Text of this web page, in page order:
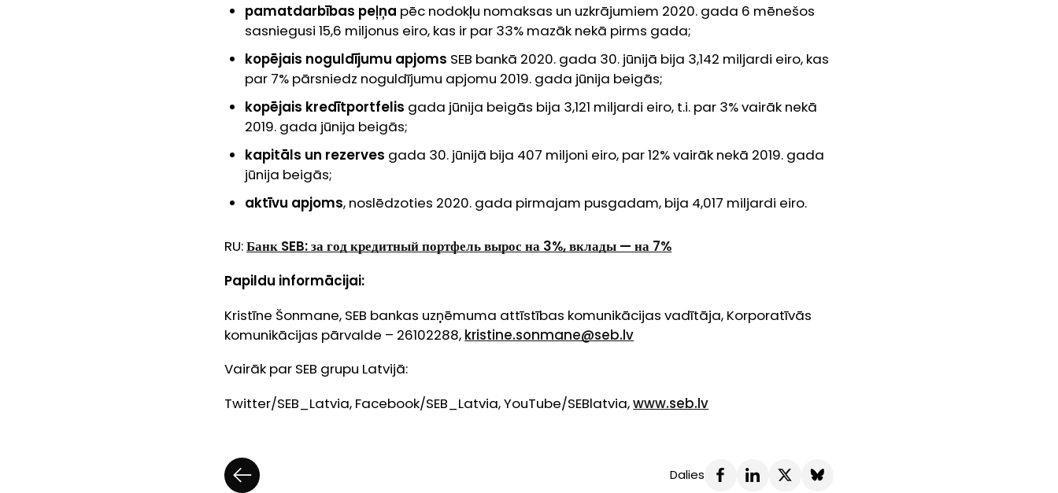
pamatdarbības peļņa pēc nodokļu nomaksas un uzkrājumiem 2020. gada 6 mēnešos
sasniegusi 15,6 miljonus eiro, kas ir par 33% mazāk nekā pirms gada;
kopējais noguldījumu apjoms SEB bankā 2020. gada 30. jūnijā bija 3,142 miljardi eiro, kas
par 7% pārsniedz noguldījumu apjomu 2019. gada jūnija beigās;
kopējais kredītportfelis gada jūnija beigās bija 3,121 miljardi eiro, t.i. par 3% vairāk nekā
2019. gada jūnija beigās;
kapitāls un rezerves gada 30. jūnijā bija 407 miljoni eiro, par 12% vairāk nekā 2019. gada
jūnija beigās;
aktīvu apjoms, noslēdzoties 2020. gada pirmajam pusgadam, bija 4,017 miljardi eiro.
RU:Банк SEB: за год кредитный портфель вырос на 3%, вклады — на 7%
Papildu informācijai:
Kristīne Šonmane, SEB bankas uzņēmuma attīstības komunikācijas vadītāja, Korporatīvās
komunikācijas pārvalde – 26102288, kristine.sonmane@seb.lv
Vairāk par SEB grupu Latvijā:
Twitter/SEB_Latvia, Facebook/SEB_Latvia, YouTube/SEBlatvia,www.seb.lv
Dalies